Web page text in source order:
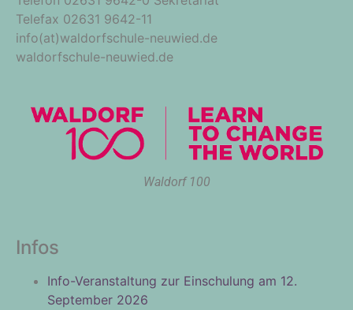
Telefax 02631 9642-11
info(at)waldorfschule-neuwied.de
waldorfschule-neuwied.de
Waldorf 100
Infos
Info-Veranstaltung zur Einschulung am 12.
September 2026